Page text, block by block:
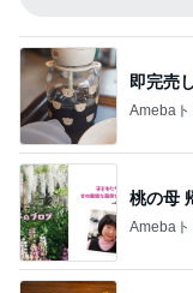
即完売
Amebaト
桃の母
Amebaト